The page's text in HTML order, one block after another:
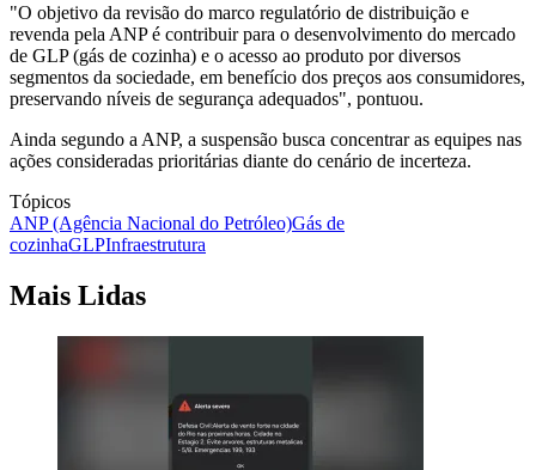
"O objetivo da revisão do marco regulatório de distribuição e
revenda pela ANP é contribuir para o desenvolvimento do mercado
de GLP (gás de cozinha) e o acesso ao produto por diversos
segmentos da sociedade, em benefício dos preços aos consumidores,
preservando níveis de segurança adequados", pontuou.
Ainda segundo a ANP, a suspensão busca concentrar as equipes nas
ações consideradas prioritárias diante do cenário de incerteza.
Tópicos
ANP (Agência Nacional do Petróleo)Gás de
cozinhaGLPInfraestrutura
Mais Lidas